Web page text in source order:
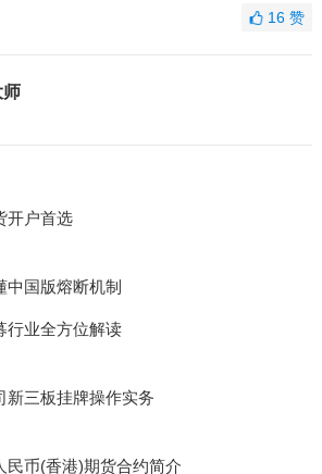
16赞
师
开户首选
中国版熔断机制
行业全方位解读
新三板挂牌操作实务
民币(香港)期货合约简介